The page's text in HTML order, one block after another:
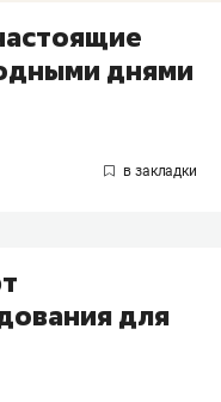
днями
для